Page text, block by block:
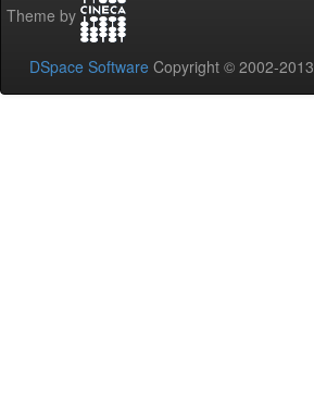
Theme by
DSpace Software Copyright © 2002-2013